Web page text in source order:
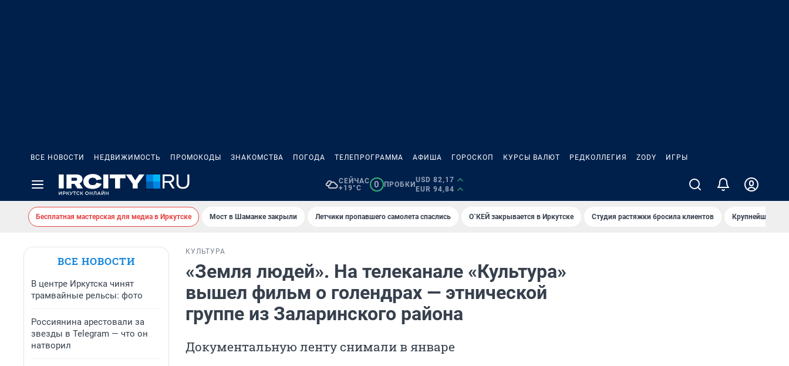
ВСЕ НОВОСТИ НЕДВИЖИМОСТЬ ПРОМОКОДЫ ЗНАКОМСТВА ПОГОДА ТЕЛЕПРОГРАММА АФИША ГОРОСКОП КУРСЫ ВАЛЮТ РЕДКОЛЛЕГИЯ ZODY ИГРЫ
СЕЙЧАС
+19°C
0 ПРОБКИ
USD 82,17
EUR 94,84
Бесплатная мастерская для медиа в Иркутске Мост в Шаманке закрыли Летчики пропавшего самолета спаслись О`КЕЙ закрывается в Иркутске Студия растяжки бросила клиентов Крупнейшие
ВСЕ НОВОСТИ
В центре Иркутска чинят
трамвайные рельсы: фото
Россиянина арестовали за
звезды в Telegram — что он
натворил
КУЛЬТУРА
«Земля людей». На телеканале «Культура»
вышел фильм о голендрах — этнической
группе из Заларинского района
Документальную ленту снимали в январе